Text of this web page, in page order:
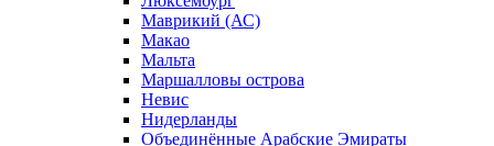
Маврикий (АС)
Макао
Мальта
Маршалловы острова
Нeвис
Нидерланды
Объединённые Арабские Эмираты